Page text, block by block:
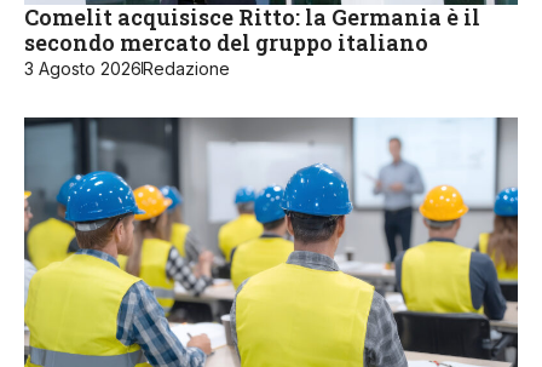
Comelit acquisisce Ritto: la Germania è il
secondo mercato del gruppo italiano
3 Agosto 2026Redazione